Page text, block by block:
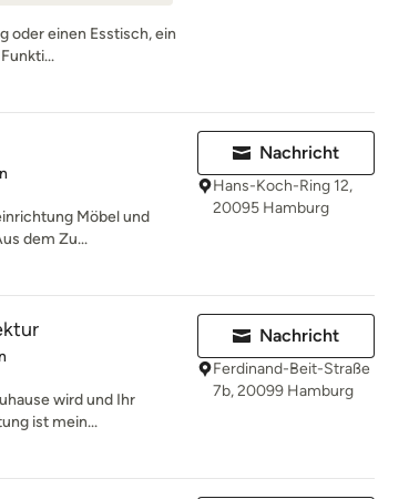
oder einen Esstisch, ein
5 Sternen
Möbel und
dem Zu...
Nachricht
Hans-Koch-Ring 12,
20095 Hamburg
5 Sternen
wird und Ihr
ist mein...
Nachricht
Ferdinand-Beit-Straße
7b, 20099 Hamburg